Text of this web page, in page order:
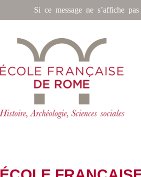
Si ce message ne s’affiche